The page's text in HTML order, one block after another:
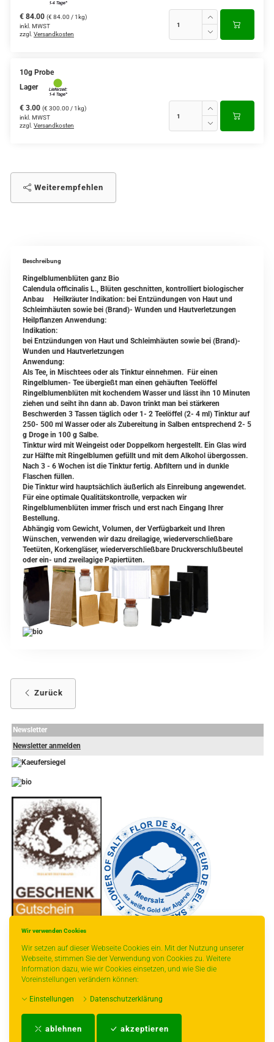
Wir verwenden Cookies
Wir setzen auf dieser Webseite Cookies ein. Mit der Nutzung unserer
Webseite, stimmen Sie der Verwendung von Cookies zu. Weitere
Information dazu, wie wir Cookies einsetzen, und wie Sie die
Voreinstellungen verändern können:
Einstellungen Datenschutzerklärung
ablehnen akzeptieren
€ 84.00 (€ 84.00 / 1kg)
inkl. MWST
zzgl. Versandkosten
10g Probe
Lager
€ 3.00 (€ 300.00 / 1kg)
inkl. MWST
zzgl. Versandkosten
Weiterempfehlen
Beschreibung
Ringelblumenblüten ganz Bio
Calendula officinalis L., Blüten geschnitten, kontrolliert biologischer
Anbau Heilkräuter Indikation: bei Entzündungen von Haut und
Schleimhäuten sowie bei (Brand)- Wunden und Hautverletzungen
Heilpflanzen Anwendung:
Indikation:
bei Entzündungen von Haut und Schleimhäuten sowie bei (Brand)-
Wunden und Hautverletzungen
Anwendung:
Als Tee, in Mischtees oder als Tinktur einnehmen. Für einen
Ringelblumen- Tee übergießt man einen gehäuften Teelöffel
Ringelblumenblüten mit kochendem Wasser und lässt ihn 10 Minuten
ziehen und seiht ihn dann ab. Davon trinkt man bei stärkeren
Beschwerden 3 Tassen täglich oder 1- 2 Teelöffel (2- 4 ml) Tinktur auf
250- 500 ml Wasser oder als Zubereitung in Salben entsprechend 2- 5
g Droge in 100 g Salbe.
Tinktur wird mit Weingeist oder Doppelkorn hergestellt. Ein Glas wird
zur Hälfte mit Ringelblumen gefüllt und mit dem Alkohol übergossen.
Nach 3 - 6 Wochen ist die Tinktur fertig. Abfiltern und in dunkle
Flaschen füllen.
Die Tinktur wird hauptsächlich äußerlich als Einreibung angewendet.
Für eine optimale Qualitätskontrolle, verpacken wir
Ringelblumenblüten immer frisch und erst nach Eingang Ihrer
Bestellung.
Abhängig vom Gewicht, Volumen, der Verfügbarkeit und Ihren
Wünschen, verwenden wir dazu dreilagige, wiederverschließbare
Teetüten, Korkengläser, wiederverschließbare Druckverschlußbeutel
oder ein- und zweilagige Papiertüten.
Zurück
Newsletter
Newsletter anmelden
* gilt für Lieferungen innerhalb Deutschlands, Lieferzeiten für andere Länder
entnehmen Sie bitte der Schaltfläche mit den Versandinformationen.
Impressum-AGB-Zahlungs- und Versandbedingungen